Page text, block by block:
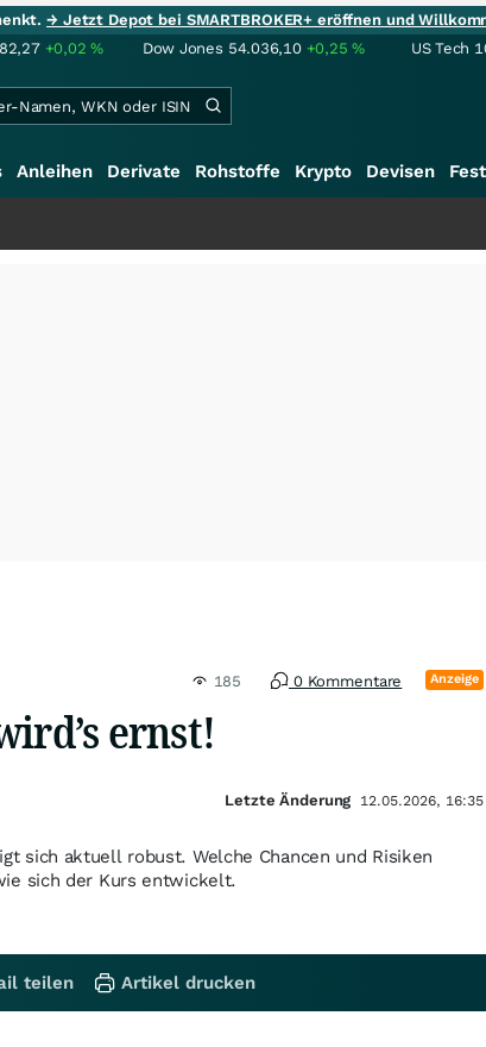
→ Jetzt Depot bei SMARTBROKER+ eröffnen und
82,27 +0,02% Dow Jones 54.036,10 +0,25% US Tech
Anleihen Derivate Rohstoffe Krypto Devisen
185 0 Kommentare Anzeige
ernst!
sich aktuell robust. Welche Chancen und Risiken
sich der Kurs entwickelt.
Letzte Änderung 12.05.2026, 16:35
teilen Artikel drucken